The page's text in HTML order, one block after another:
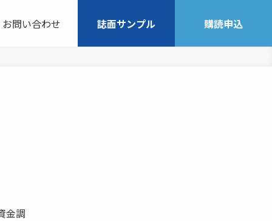
お問い合わせ 誌面サンプル 購読申込
金調